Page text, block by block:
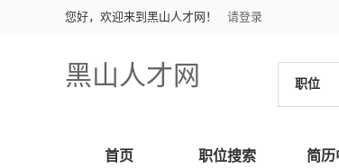
您好，欢迎来到黑山人才网！ 请登录
黑山人才网 职位
首页 职位搜索 简历